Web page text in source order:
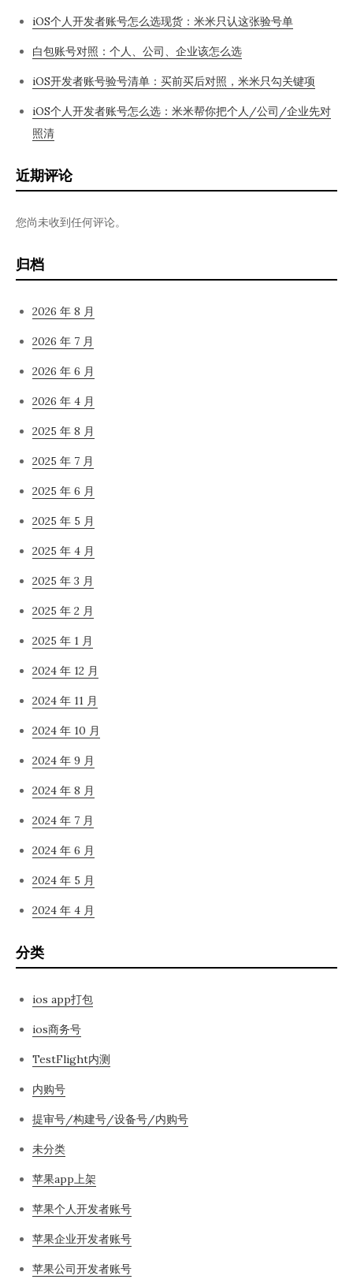
iOS个人开发者账号怎么选现货：米米只认这张验号单
白包账号对照：个人、公司、企业该怎么选
iOS开发者账号验号清单：买前买后对照，米米只勾关键项
iOS个人开发者账号怎么选：米米帮你把个人/公司/企业先对
照清
近期评论
您尚未收到任何评论。
归档
2026 年 8 月
2026 年 7 月
2026 年 6 月
2026 年 4 月
2025 年 8 月
2025 年 7 月
2025 年 6 月
2025 年 5 月
2025 年 4 月
2025 年 3 月
2025 年 2 月
2025 年 1 月
2024 年 12 月
2024 年 11 月
2024 年 10 月
2024 年 9 月
2024 年 8 月
2024 年 7 月
2024 年 6 月
2024 年 5 月
2024 年 4 月
分类
ios app打包
ios商务号
TestFlight内测
内购号
提审号/构建号/设备号/内购号
未分类
苹果app上架
苹果个人开发者账号
苹果企业开发者账号
苹果公司开发者账号